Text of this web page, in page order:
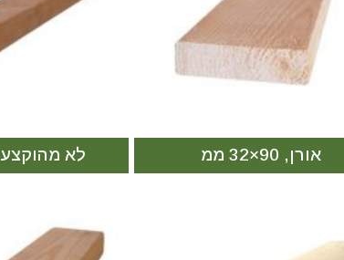
אורן, 90×32 ממ לא מהוקצע 50×22 ממ